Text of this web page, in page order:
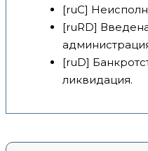
[ruC]
[ruRD]
[ruD]
ликвидация.